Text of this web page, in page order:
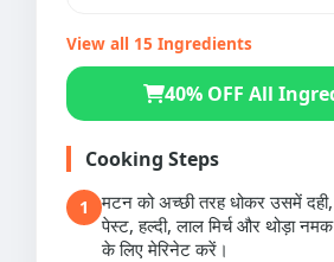
View all 15 Ingredients
40% OFF All
Cooking Steps
1
मटन को अच्छी तरह धोकर उसमें
पेस्ट, हल्दी, लाल मिर्च और थोड़ा
के लिए मेरिनेट करें।